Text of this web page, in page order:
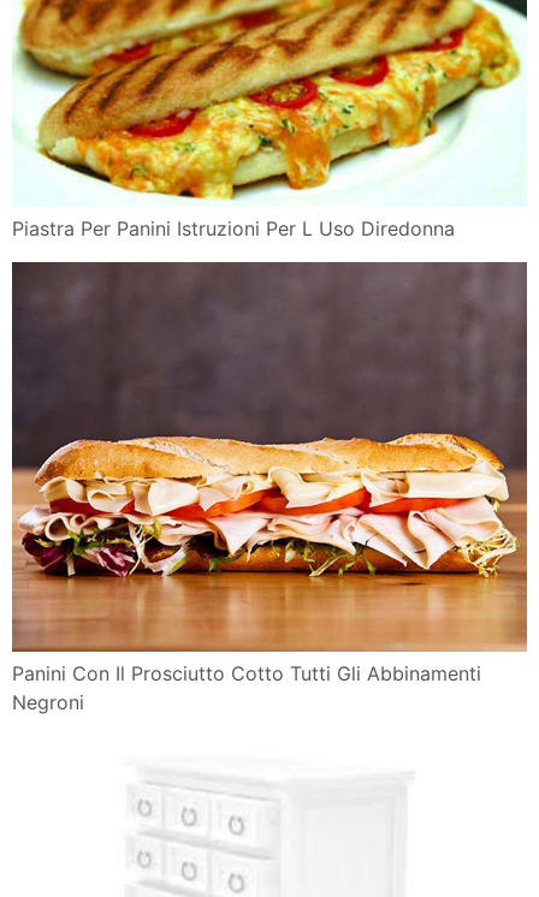
Piastra Per Panini Istruzioni Per L Uso Diredonna
Panini Con Il Prosciutto Cotto Tutti Gli Abbinamenti
Negroni